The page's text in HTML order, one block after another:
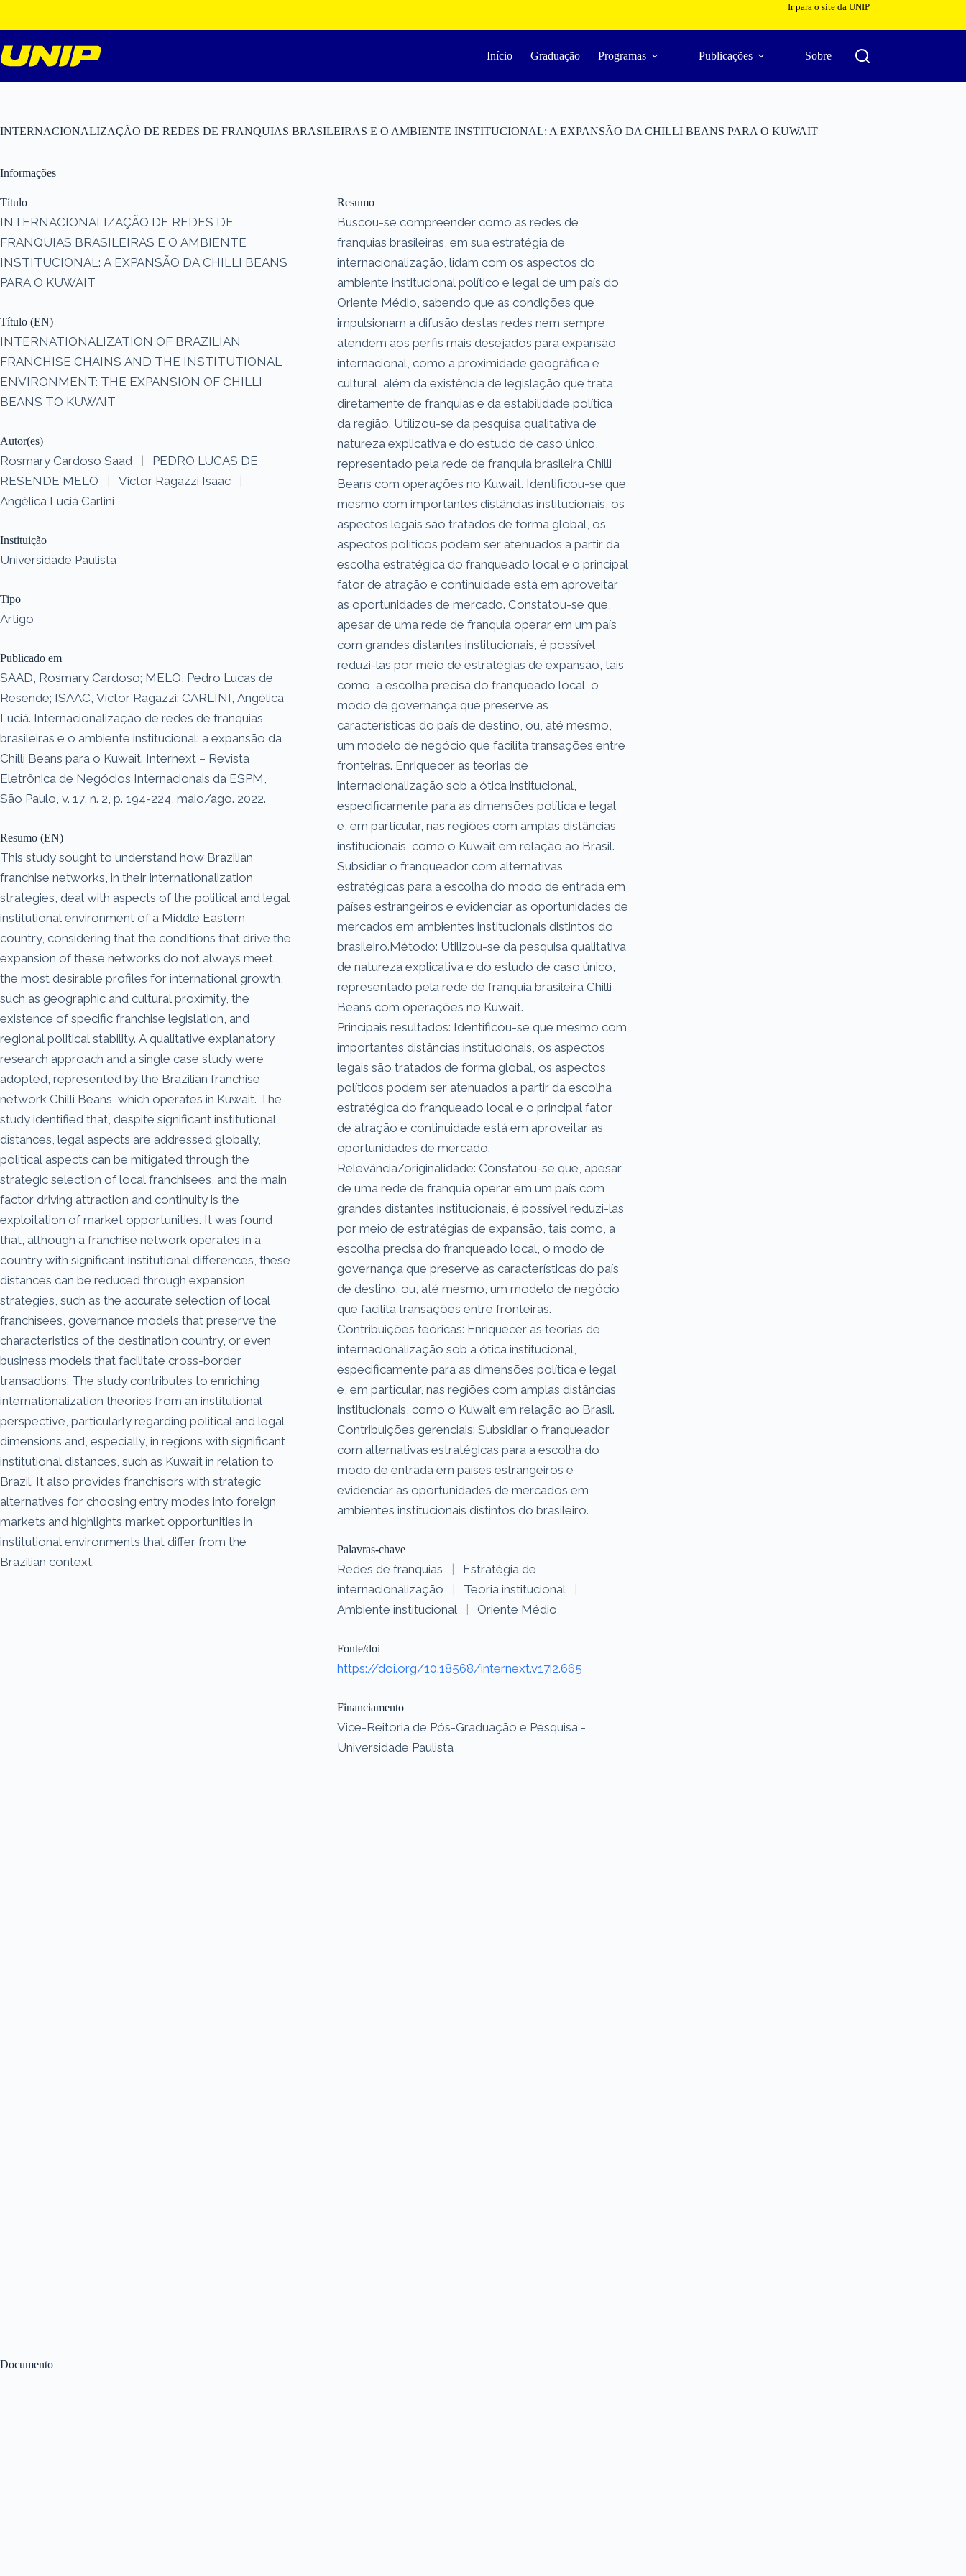
o
conteúdo
Ir para o site da UNIP
Início Graduação Programas Publicações Sobre
INTERNACIONALIZAÇÃO DE REDES DE FRANQUIAS BRASILEIRAS E O AMBIENTE INSTITUCIONAL: A EXPANSÃO DA CHILLI BEANS PARA O KUWAIT
Documento
Informações
Título
INTERNACIONALIZAÇÃO DE REDES DE
FRANQUIAS BRASILEIRAS E O AMBIENTE
INSTITUCIONAL: A EXPANSÃO DA CHILLI BEANS
PARA O KUWAIT
Título (EN)
INTERNATIONALIZATION OF BRAZILIAN
FRANCHISE CHAINS AND THE INSTITUTIONAL
ENVIRONMENT: THE EXPANSION OF CHILLI
BEANS TO KUWAIT
Autor(es)
Rosmary Cardoso Saad |
PEDRO LUCAS DE
RESENDE MELO
| Victor Ragazzi Isaac
|
Angélica Luciá Carlini
Instituição
Universidade Paulista
Tipo
Artigo
Publicado em
SAAD, Rosmary Cardoso; MELO, Pedro Lucas de
Resende; ISAAC, Victor Ragazzi; CARLINI, Angélica
Luciá. Internacionalização de redes de franquias
brasileiras e o ambiente institucional: a expansão da
Chilli Beans para o Kuwait. Internext – Revista
Eletrônica de Negócios Internacionais da ESPM,
São Paulo, v. 17, n. 2, p. 194-224, maio/ago. 2022.
Resumo (EN)
This study sought to understand how Brazilian
franchise networks, in their internationalization
strategies, deal with aspects of the political and legal
institutional environment of a Middle Eastern
country, considering that the conditions that drive the
expansion of these networks do not always meet
the most desirable profiles for international growth,
such as geographic and cultural proximity, the
existence of specific franchise legislation, and
regional political stability. A qualitative explanatory
research approach and a single case study were
adopted, represented by the Brazilian franchise
network Chilli Beans, which operates in Kuwait. The
study identified that, despite significant institutional
distances, legal aspects are addressed globally,
political aspects can be mitigated through the
strategic selection of local franchisees, and the main
factor driving attraction and continuity is the
exploitation of market opportunities. It was found
that, although a franchise network operates in a
country with significant institutional differences, these
distances can be reduced through expansion
strategies, such as the accurate selection of local
franchisees, governance models that preserve the
characteristics of the destination country, or even
business models that facilitate cross-border
transactions. The study contributes to enriching
internationalization theories from an institutional
perspective, particularly regarding political and legal
dimensions and, especially, in regions with significant
institutional distances, such as Kuwait in relation to
Brazil. It also provides franchisors with strategic
alternatives for choosing entry modes into foreign
markets and highlights market opportunities in
institutional environments that differ from the
Brazilian context.
Resumo
Buscou-se compreender como as redes de
franquias brasileiras, em sua estratégia de
internacionalização, lidam com os aspectos do
ambiente institucional político e legal de um país do
Oriente Médio, sabendo que as condições que
impulsionam a difusão destas redes nem sempre
atendem aos perfis mais desejados para expansão
internacional, como a proximidade geográfica e
cultural, além da existência de legislação que trata
diretamente de franquias e da estabilidade política
da região. Utilizou-se da pesquisa qualitativa de
natureza explicativa e do estudo de caso único,
representado pela rede de franquia brasileira Chilli
Beans com operações no Kuwait. Identificou-se que
mesmo com importantes distâncias institucionais, os
aspectos legais são tratados de forma global, os
aspectos políticos podem ser atenuados a partir da
escolha estratégica do franqueado local e o principal
fator de atração e continuidade está em aproveitar
as oportunidades de mercado. Constatou-se que,
apesar de uma rede de franquia operar em um país
com grandes distantes institucionais, é possível
reduzi-las por meio de estratégias de expansão, tais
como, a escolha precisa do franqueado local, o
modo de governança que preserve as
características do país de destino, ou, até mesmo,
um modelo de negócio que facilita transações entre
fronteiras. Enriquecer as teorias de
internacionalização sob a ótica institucional,
especificamente para as dimensões política e legal
e, em particular, nas regiões com amplas distâncias
institucionais, como o Kuwait em relação ao Brasil.
Subsidiar o franqueador com alternativas
estratégicas para a escolha do modo de entrada em
países estrangeiros e evidenciar as oportunidades de
mercados em ambientes institucionais distintos do
brasileiro.Método: Utilizou-se da pesquisa qualitativa
de natureza explicativa e do estudo de caso único,
representado pela rede de franquia brasileira Chilli
Beans com operações no Kuwait.
Principais resultados: Identificou-se que mesmo com
importantes distâncias institucionais, os aspectos
legais são tratados de forma global, os aspectos
políticos podem ser atenuados a partir da escolha
estratégica do franqueado local e o principal fator
de atração e continuidade está em aproveitar as
oportunidades de mercado.
Relevância/originalidade: Constatou-se que, apesar
de uma rede de franquia operar em um país com
grandes distantes institucionais, é possível reduzi-las
por meio de estratégias de expansão, tais como, a
escolha precisa do franqueado local, o modo de
governança que preserve as características do país
de destino, ou, até mesmo, um modelo de negócio
que facilita transações entre fronteiras.
Contribuições teóricas: Enriquecer as teorias de
internacionalização sob a ótica institucional,
especificamente para as dimensões política e legal
e, em particular, nas regiões com amplas distâncias
institucionais, como o Kuwait em relação ao Brasil.
Contribuições gerenciais: Subsidiar o franqueador
com alternativas estratégicas para a escolha do
modo de entrada em países estrangeiros e
evidenciar as oportunidades de mercados em
ambientes institucionais distintos do brasileiro.
Palavras-chave
Redes de franquias |
Estratégia de
internacionalização
| Teoria institucional
|
Ambiente institucional
| Oriente Médio
Fonte/doi
https://doi.org/10.18568/internext.v17i2.665
Financiamento
Vice-Reitoria de Pós-Graduação e Pesquisa -
Universidade Paulista